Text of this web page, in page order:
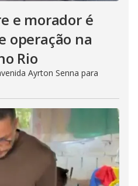
e morador é
operação na
Rio
Ayrton Senna para